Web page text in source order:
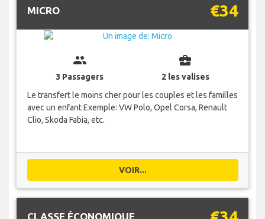
MICRO €34
group
3 Passagers
business_center
2 les valises
Le transfert le moins cher pour les couples et les familles
avec un enfant Exemple: VW Polo, Opel Corsa, Renault
Clio, Skoda Fabia, etc.
VOIR...
CLASSE ÉCONOMIQUE